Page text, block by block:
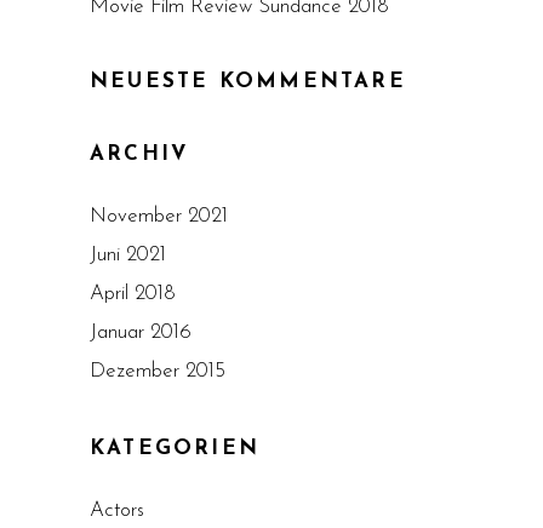
Movie Film Review Sundance 2018
NEUESTE KOMMENTARE
ARCHIV
November 2021
Juni 2021
April 2018
Januar 2016
Dezember 2015
KATEGORIEN
Actors